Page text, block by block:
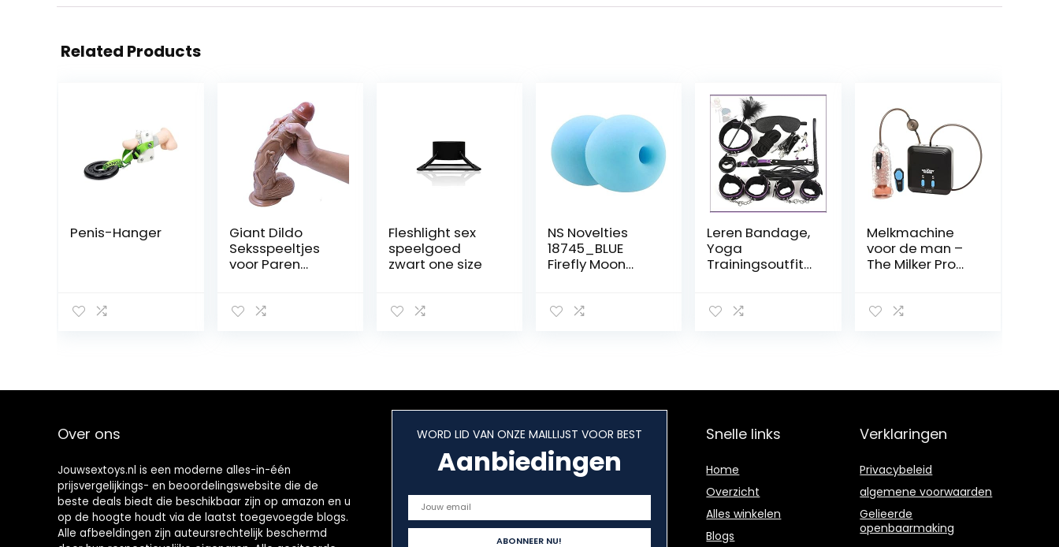
Related Products
Penis-Hanger
Giant Dildo
Seksspeeltjes
voor Paren
Big Monster
Mastubrator,Bro
Fleshlight sex
speelgoed
zwart one size
NS Novelties
18745_BLUE
Firefly Moon
g)
Leren Bandage,
Yoga
Trainingsoutfit
Paars en Zwart
Melkmachine
voor de man –
The Milker Pro
voor de penis
Over ons
Jouwsextoys.nl is een moderne alles-in-één
prijsvergelijkings- en beoordelingswebsite die de
beste deals biedt die beschikbaar zijn op amazon en u
op de hoogte houdt via de laatst toegevoegde blogs.
Alle afbeeldingen zijn auteursrechtelijk beschermd
WORD LID VAN ONZE MAILLIJST VOOR BEST
Aanbiedingen
Snelle links
Home
Overzicht
Alles winkelen
Blogs
Verklaringen
Privacybeleid
algemene voorwaarden
Gelieerde
openbaarmaking